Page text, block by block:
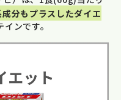
分もプラスしたダイエ
ンです。